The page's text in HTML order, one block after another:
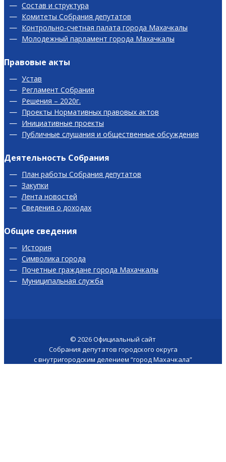
Состав и структура
Комитеты Собрания депутатов
Контрольно-счетная палата города Махачкалы
Молодежный парламент города Махачкалы
Правовые акты
Устав
Регламент Собрания
Решения – 2020г.
Проекты Нормативных правовых актов
Инициативные проекты
Публичные слушания и общественные обсуждения
Деятельность Собрания
План работы Собрания депутатов
Закупки
Лента новостей
Сведения о доходах
Общие сведения
История
Символика города
Почетные граждане города Махачкалы
Муниципальная служба
© 2026Официальный сайт
Собрания депутатов городского округа
с внутригородским делением “город Махачкала”